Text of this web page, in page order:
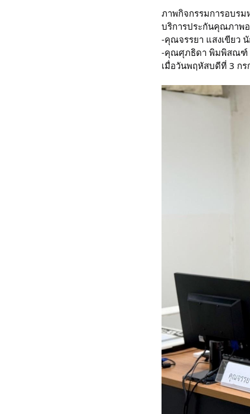
ภาพกิจกรรมการอบร
บริการประกันคุณภาพ
-คุณจรรยา แสงเขียว
-คุณศุภธิดา พิมพิสณฑ์
เมื่อวันพฤหัสบดีที่ 3 ก